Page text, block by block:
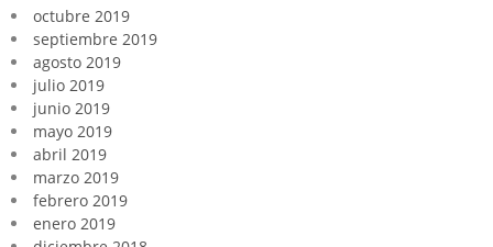
octubre 2019
septiembre 2019
agosto 2019
julio 2019
junio 2019
mayo 2019
abril 2019
marzo 2019
febrero 2019
enero 2019